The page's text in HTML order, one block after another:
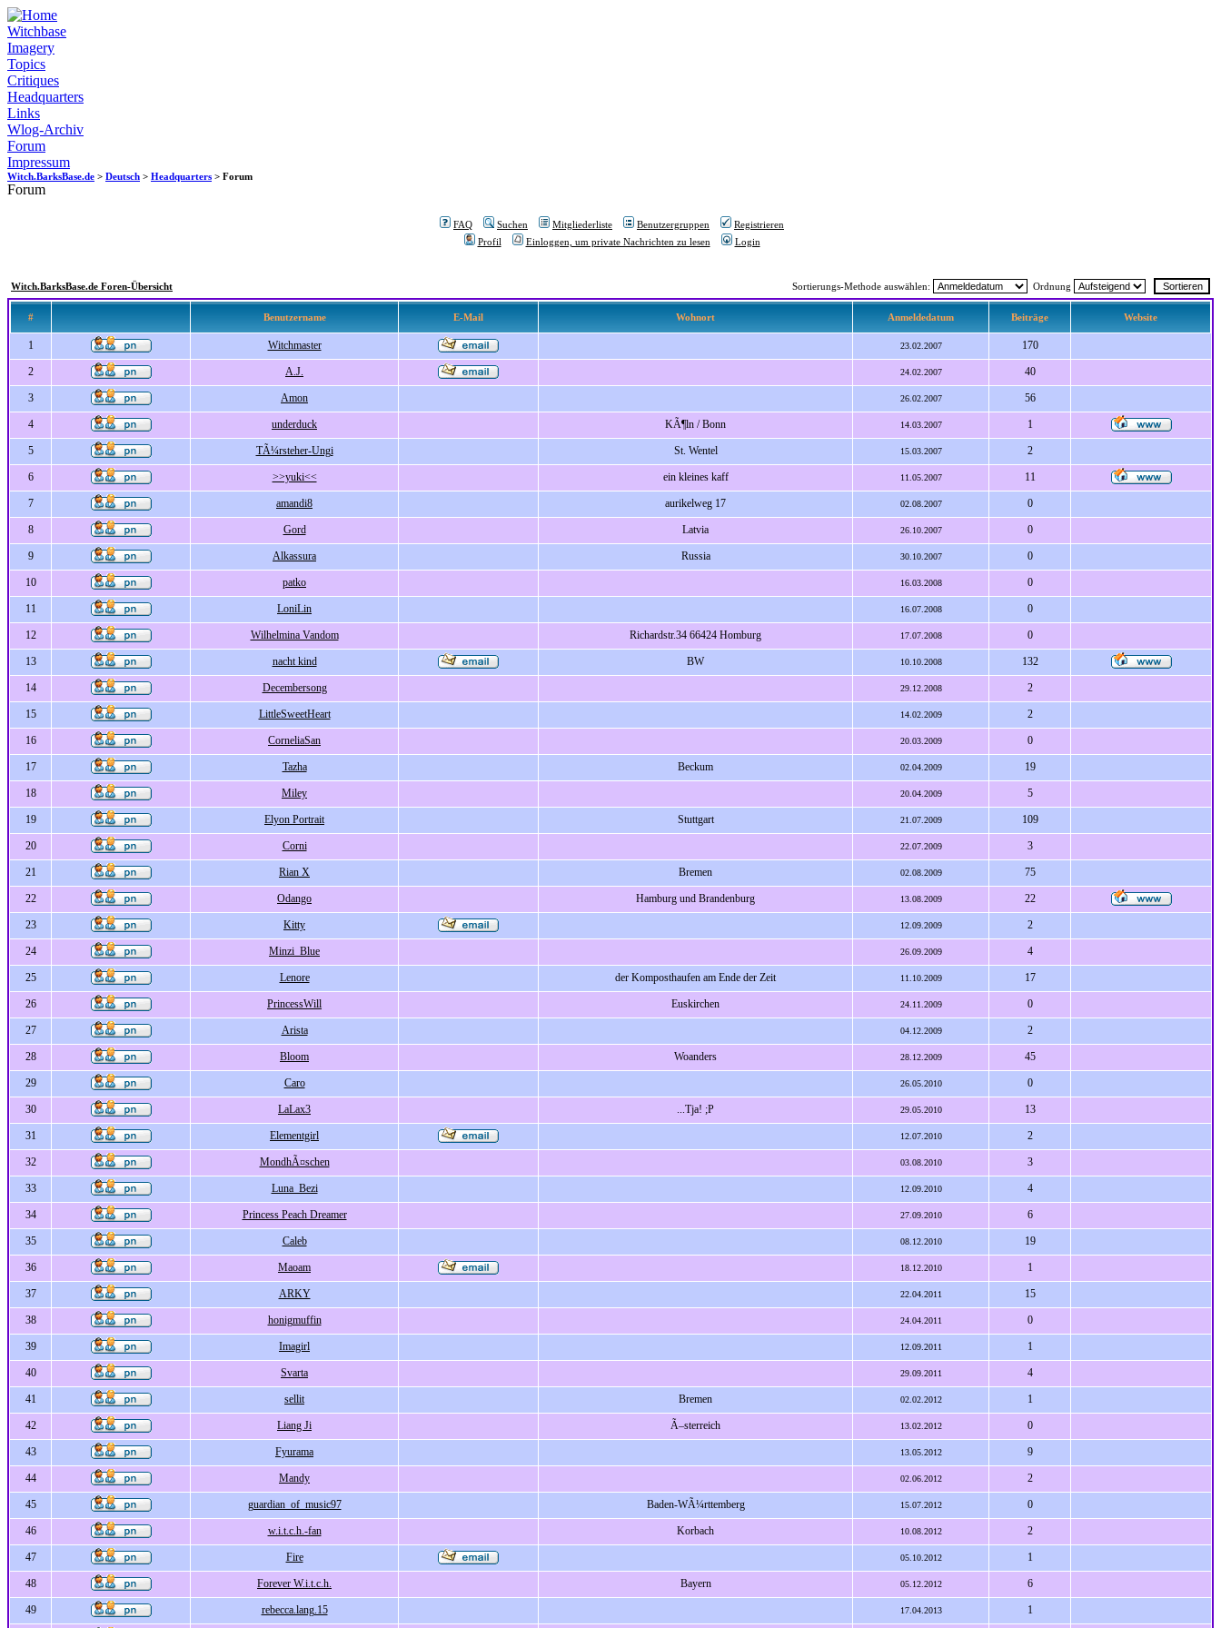
Witchbase
Imagery
Topics
Critiques
Headquarters
Links
Wlog-Archiv
Forum
Impressum
Witch.BarksBase.de > Deutsch > Headquarters > Forum
Forum
FAQ Suchen Mitgliederliste Benutzergruppen
Registrieren
Profil
Einloggen, um private Nachrichten zu lesen Login
Witch.BarksBase.de Foren-Übersicht Sortierungs-Methode auswählen: Ordnung
# Benutzername E-Mail Wohnort Anmeldedatum Beiträge Website
1 Witchmaster 23.02.2007 170
2 A.J. 24.02.2007 40
3 Amon 26.02.2007 56
4 underduck KÃ¶ln / Bonn 14.03.2007 1
5 TÃ¼rsteher-Ungi St. Wentel 15.03.2007 2
6 >>yuki<< ein kleines kaff 11.05.2007 11
7 amandi8 aurikelweg 17 02.08.2007 0
8 Gord Latvia 26.10.2007 0
9 Alkassura Russia 30.10.2007 0
10 patko 16.03.2008 0
11 LoniLin 16.07.2008 0
12 Wilhelmina Vandom Richardstr.34 66424 Homburg 17.07.2008 0
13 nacht kind BW 10.10.2008 132
14 Decembersong 29.12.2008 2
15 LittleSweetHeart 14.02.2009 2
16 CorneliaSan 20.03.2009 0
17 Tazha Beckum 02.04.2009 19
18 Miley 20.04.2009 5
19 Elyon Portrait Stuttgart 21.07.2009 109
20 Corni 22.07.2009 3
21 Rian X Bremen 02.08.2009 75
22 Odango Hamburg und Brandenburg 13.08.2009 22
23 Kitty 12.09.2009 2
24 Minzi_Blue 26.09.2009 4
25 Lenore der Komposthaufen am Ende der Zeit 11.10.2009 17
26 PrincessWill Euskirchen 24.11.2009 0
27 Arista 04.12.2009 2
28 Bloom Woanders 28.12.2009 45
29 Caro 26.05.2010 0
30 LaLax3 ...Tja! ;P 29.05.2010 13
31 Elementgirl 12.07.2010 2
32 MondhÃ¤schen 03.08.2010 3
33 Luna_Bezi 12.09.2010 4
34 Princess Peach Dreamer 27.09.2010 6
35 Caleb 08.12.2010 19
36 Maoam 18.12.2010 1
37 ARKY 22.04.2011 15
38 honigmuffin 24.04.2011 0
39 Imagirl 12.09.2011 1
40 Svarta 29.09.2011 4
41 sellit Bremen 02.02.2012 1
42 Liang Ji Ã–sterreich 13.02.2012 0
43 Fyurama 13.05.2012 9
44 Mandy 02.06.2012 2
45 guardian_of_music97 Baden-WÃ¼rttemberg 15.07.2012 0
46 w.i.t.c.h.-fan Korbach 10.08.2012 2
47 Fire 05.10.2012 1
48 Forever W.i.t.c.h. Bayern 05.12.2012 6
49 rebecca.lang.15 17.04.2013 1